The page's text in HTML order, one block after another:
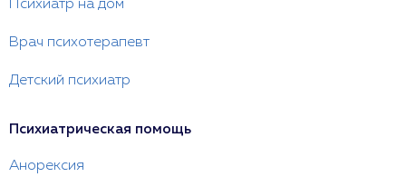
Психиатр на дом
Врач психотерапевт
Детский психиатр
Психиатрическая помощь
Анорексия